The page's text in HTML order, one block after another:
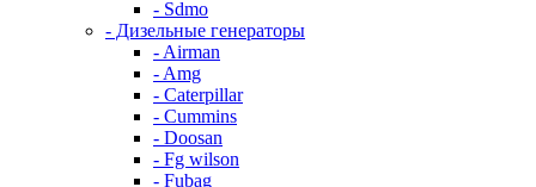
- Sdmo
- Дизельные генераторы
- Airman
- Amg
- Caterpillar
- Cummins
- Doosan
- Fg wilson
- Fubag